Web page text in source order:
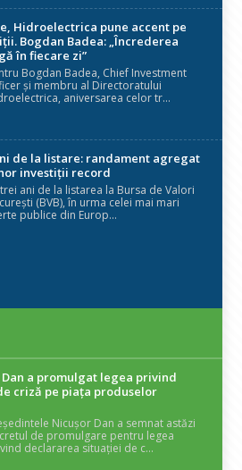
Hidroelectrica pune accent pe
Bogdan Badea: „Încrederea
în fiecare zi”
Bogdan Badea, Chief Investment
și membru al Directoratului
aniversarea celor tr...
de la listare: randament agregat
investiții record
ani de la listarea la Bursa de Valori
(BVB), în urma celei mai mari
publice din Europ...
a promulgat legea privind
criză pe piaţa produselor
Nicușor Dan a semnat astăzi
de promulgare pentru legea
declararea situației de c...